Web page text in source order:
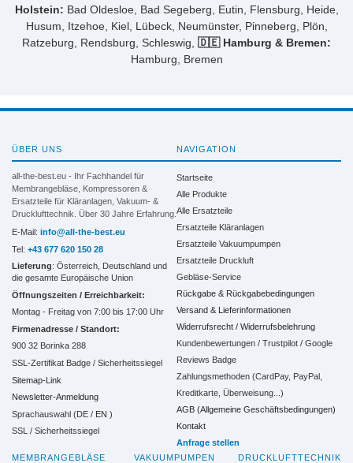
Holstein: Bad Oldesloe, Bad Segeberg, Eutin, Flensburg, Heide,
Husum, Itzehoe, Kiel, Lübeck, Neumünster, Pinneberg, Plön,
Ratzeburg, Rendsburg, Schleswig, 🇩🇪 Hamburg & Bremen:
Hamburg, Bremen
ÜBER UNS
all-the-best.eu - Ihr Fachhandel für
Membrangebläse, Kompressoren &
Ersatzteile für Kläranlagen, Vakuum- &
Drucklufttechnik. Über 30 Jahre Erfahrung.
E-Mail: info@all-the-best.eu
Tel: +43 677 620 150 28
Lieferung: Österreich, Deutschland und
die gesamte Europäische Union
Öffnungszeiten / Erreichbarkeit:
Montag - Freitag von 7:00 bis 17:00 Uhr
Firmenadresse / Standort:
900 32 Borinka 288
SSL-Zertifikat Badge / Sicherheitssiegel
Sitemap-Link
Newsletter-Anmeldung
Sprachauswahl (DE / EN )
SSL / Sicherheitssiegel
NAVIGATION
Startseite
Alle Produkte
Alle Ersatzteile
Ersatzteile Kläranlagen
Ersatzteile Vakuumpumpen
Ersatzteile Druckluft
Gebläse-Service
Rückgabe & Rückgabebedingungen
Versand & Lieferinformationen
Widerrufsrecht / Widerrufsbelehrung
Kundenbewertungen / Trustpilot / Google
Reviews Badge
Zahlungsmethoden (CardPay, PayPal,
Kreditkarte, Überweisung...)
AGB (Allgemeine Geschäftsbedingungen)
Kontakt
Anfrage stellen
MEMBRANGEBLÄSE
VAKUUMPUMPEN DRUCKLUFTTECHNIK